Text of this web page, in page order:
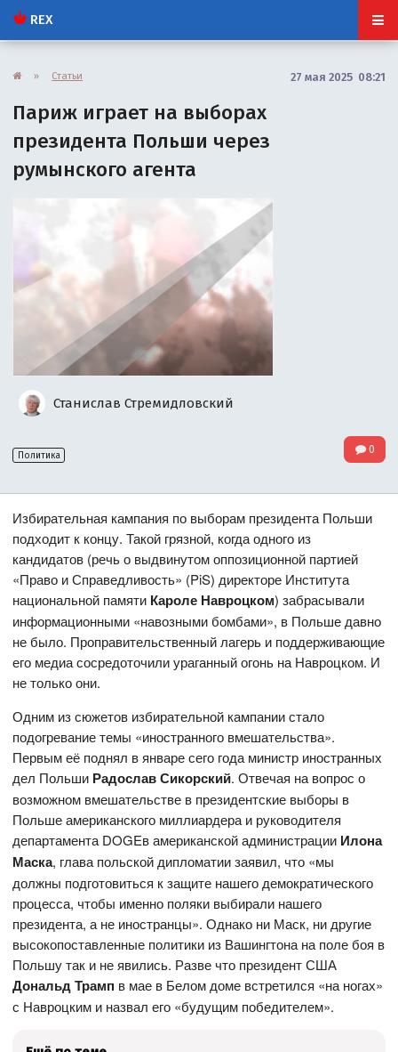
REX
» Статьи 27 мая 2025 08:21
Париж играет на выборах
президента Польши через
румынского агента
Станислав Стремидловский
Политика 0
Избирательная кампания по выборам президента Польши
подходит к концу. Такой грязной, когда одного из
кандидатов (речь о выдвинутом оппозиционной партией
«Право и Справедливость» (PiS) директоре Института
национальной памяти Кароле Навроцком) забрасывали
информационными «навозными бомбами», в Польше давно
не было. Проправительственный лагерь и поддерживающие
его медиа сосредоточили ураганный огонь на Навроцком. И
не только они.
Одним из сюжетов избирательной кампании стало
подогревание темы «иностранного вмешательства».
Первым её поднял в январе сего года министр иностранных
дел Польши Радослав Сикорский. Отвечая на вопрос о
возможном вмешательстве в президентские выборы в
Польше американского миллиардера и руководителя
департамента DOGEв американской администрации Илона
Маска, глава польской дипломатии заявил, что «мы
должны подготовиться к защите нашего демократического
процесса, чтобы именно поляки выбирали нашего
президента, а не иностранцы». Однако ни Маск, ни другие
высокопоставленные политики из Вашингтона на поле боя в
Польшу так и не явились. Разве что президент США
Дональд Трамп в мае в Белом доме встретился «на ногах»
с Навроцким и назвал его «будущим победителем».